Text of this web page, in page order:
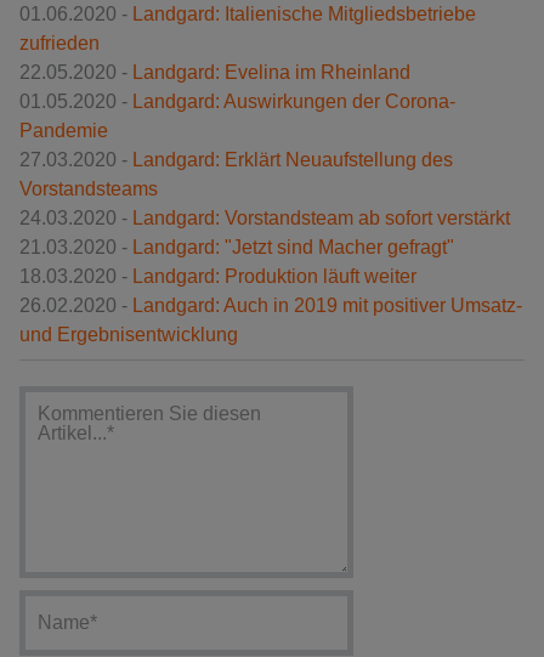
01.06.2020 - Landgard: Italienische Mitgliedsbetriebe
zufrieden
22.05.2020 - Landgard: Evelina im Rheinland
01.05.2020 - Landgard: Auswirkungen der Corona-
Pandemie
27.03.2020 - Landgard: Erklärt Neuaufstellung des
Vorstandsteams
24.03.2020 - Landgard: Vorstandsteam ab sofort verstärkt
21.03.2020 - Landgard: "Jetzt sind Macher gefragt"
18.03.2020 - Landgard: Produktion läuft weiter
26.02.2020 - Landgard: Auch in 2019 mit positiver Umsatz-
und Ergebnisentwicklung